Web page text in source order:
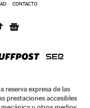
CONTACTO
reserva expresa de las
prestaciones accesibles